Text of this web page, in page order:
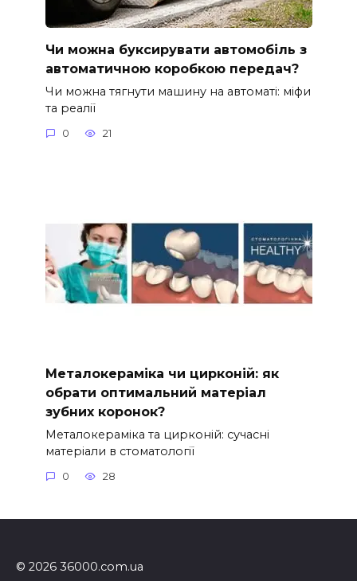
Чи можна буксирувати автомобіль з
автоматичною коробкою передач?
Чи можна тягнути машину на автоматі: міфи
та реалії
0 21
Металокераміка чи цирконій: як
обрати оптимальний матеріал
зубних коронок?
Металокераміка та цирконій: сучасні
матеріали в стоматології
0 28
© 2026 36000.com.ua